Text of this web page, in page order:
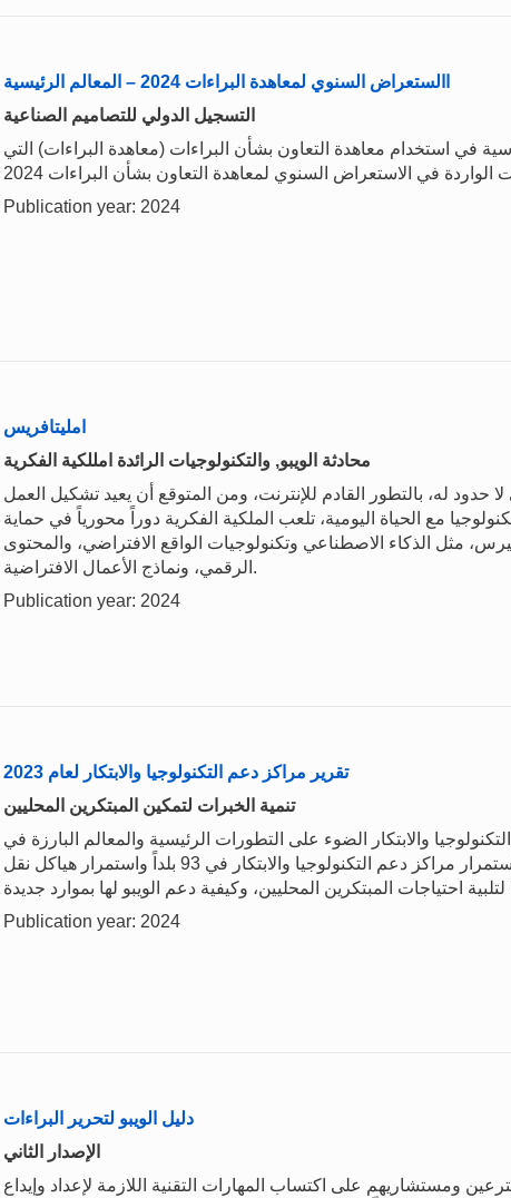
االستعراض السنوي لمعاهدة البراءات 2024 – المعالم الرئيسية
التسجيل الدولي للتصاميم الصناعية
في استخدام معاهدة التعاون بشأن البراءات (معاهدة البراءات) التي
Publication year: 2024
امليتافريس
محادثة الويبو, والتكنولوجيات الرائدة امللكية الفكرية
حدود له، بالتطور القادم للإنترنت، ومن المتوقع أن يعيد تشكيل العمل
مع الحياة اليومية، تلعب الملكية الفكرية دوراً محورياً في حماية
مثل الذكاء الاصطناعي وتكنولوجيات الواقع الافتراضي، والمحتوى
الرقمي، ونماذج الأعمال الافتراضية.
Publication year: 2024
تقرير مراكز دعم التكنولوجيا والابتكار لعام 2023
تنمية الخبرات لتمكين المبتكرين المحليين
والابتكار الضوء على التطورات الرئيسية والمعالم البارزة في
عام 2023، مع التركيز على كيفية استمرار مراكز دعم التكنولوجيا والابتكار في 93 بلداً واستمرار هياكل نقل
Publication year: 2024
دليل الويبو لتحرير البراءات
الإصدار الثاني
ومستشاريهم على اكتساب المهارات التقنية اللازمة لإعداد وإيداع